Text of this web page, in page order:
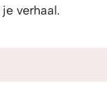
verhaal.